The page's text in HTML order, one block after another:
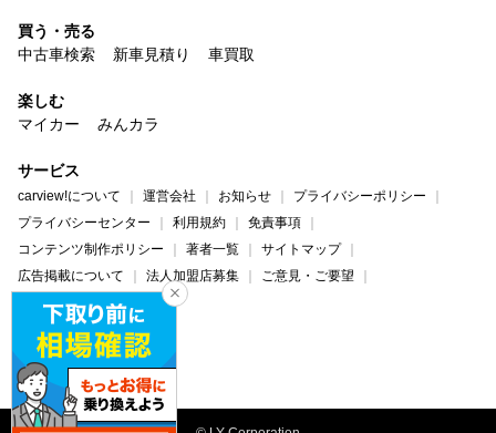
買う・売る
中古車検索
新車見積り 車買取
楽しむ
マイカー
みんカラ
サービス
carview!について 運営会社 お知らせ
プライバシーポリシー
プライバシーセンター
利用規約
免責事項
コンテンツ制作ポリシー
著者一覧
サイトマップ
広告掲載について
法人加盟店募集
ご意見・ご要望
ヘルプ・お問い合わせ
carview! Yahoo! JAPAN